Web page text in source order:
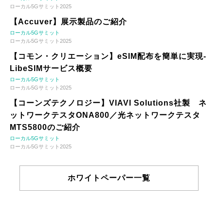
ローカル5Gサミット2025
【Accuver】展示製品のご紹介
ローカル5Gサミット
ローカル5Gサミット2025
【コモン・クリエーション】eSIM配布を簡単に実現-
LibeSIMサービス概要
ローカル5Gサミット
ローカル5Gサミット2025
【コーンズテクノロジー】VIAVI Solutions社製 ネ
ットワークテスタONA800／光ネットワークテスタ
MTS5800のご紹介
ローカル5Gサミット
ローカル5Gサミット2025
ホワイトペーパー一覧